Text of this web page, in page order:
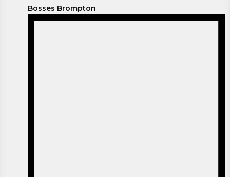
Bosses Brompton